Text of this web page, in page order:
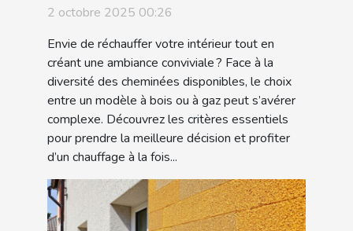
2 octobre 2025 00:26
Envie de réchauffer votre intérieur tout en
créant une ambiance conviviale ? Face à la
diversité des cheminées disponibles, le choix
entre un modèle à bois ou à gaz peut s’avérer
complexe. Découvrez les critères essentiels
pour prendre la meilleure décision et profiter
d’un chauffage à la fois...